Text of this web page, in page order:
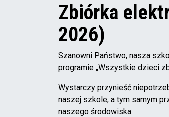
Zbiórka
2026)
Szanowni Państwo, nasza
programie „Wszystkie dzieci
Wystarczy przynieść
naszej szkole, a tym samym
naszego środowiska.